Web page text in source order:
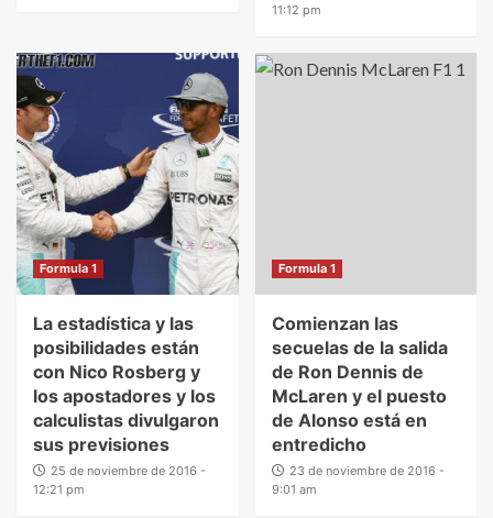
11:12 pm
Formula 1
La estadística y las
posibilidades están
con Nico Rosberg y
los apostadores y los
calculistas divulgaron
sus previsiones
25 de noviembre de 2016 -
12:21 pm
Formula 1
Comienzan las
secuelas de la salida
de Ron Dennis de
McLaren y el puesto
de Alonso está en
entredicho
23 de noviembre de 2016 -
9:01 am